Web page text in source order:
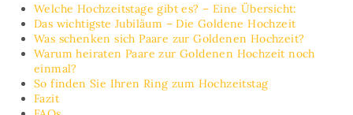
Welche Hochzeitstage gibt es? – Eine Übersicht:
Das wichtigste Jubiläum – Die Goldene Hochzeit
Was schenken sich Paare zur Goldenen Hochzeit?
Warum heiraten Paare zur Goldenen Hochzeit noch
einmal?
So finden Sie Ihren Ring zum Hochzeitstag
Fazit